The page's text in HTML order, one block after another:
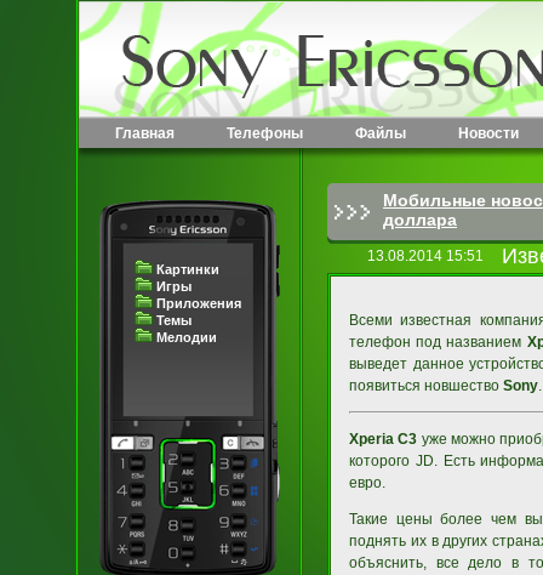
Главная Телефоны Файлы Новости
Картинки
Игры
Приложения
Темы
Мелодии
Мобильные
доллара
13.08.2014 15:51
Всеми известная
телефон под названием
выведет данное
появиться новшество Sony.
Xperia C3 уже можно
которого JD. Есть
евро.
Такие цены более чем
поднять их в других
объяснить, все дело в